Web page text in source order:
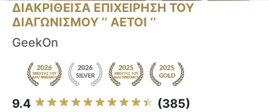
ΔΙΑΚΡΙΘΕΙΣΑ ΕΠΙΧΕΙΡΗΣΗ ΤΟΥ
ΔΙΑΓΩΝΙΣΜΟΥ ‘’ ΑΕΤΟΙ ‘’
GeekOn
9.4 (385)